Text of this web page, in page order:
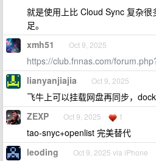
就是使用上比 Cloud Sync 复杂
足。
xmh51 Oct 9, 2025
https://club.fnnas.com/
lianyanjiajia Oct 9, 2025
飞牛上可以挂载网盘再同步，
ZEXP Oct 9, 2025 1
tao-snyc+openlist 完美替代
leoding Oct 9, 2025 via iPhone